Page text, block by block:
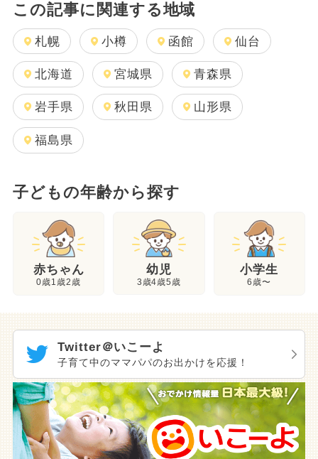
この記事に関連する地域
札幌 小樽 函館 仙台
北海道 宮城県 青森県
岩手県 秋田県 山形県
福島県
子どもの年齢から探す
赤ちゃん
0歳1歳2歳
幼児
3歳4歳5歳
小学生
6歳〜
Twitter＠いこーよ
子育て中のママパパのお出かけを応援！